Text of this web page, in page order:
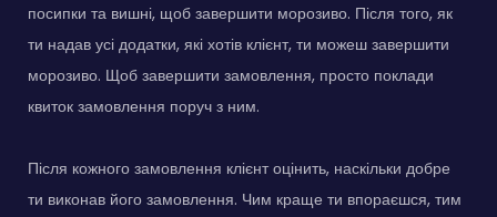
посипки та вишні, щоб завершити морозиво. Після того, як
ти надав усі додатки, які хотів клієнт, ти можеш завершити
морозиво. Щоб завершити замовлення, просто поклади
квиток замовлення поруч з ним.
Після кожного замовлення клієнт оцінить, наскільки добре
ти виконав його замовлення. Чим краще ти впораєшся, тим